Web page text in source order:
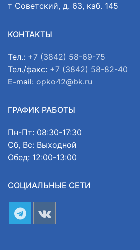
т Советский, д. 63, каб. 145
КОНТАКТЫ
Тел.: +7 (3842) 58-69-75
Тел./факс: +7 (3842) 58-82-40
E-mail: opko42@bk.ru
ГРАФИК РАБОТЫ
Пн-Пт: 08:30-17:30
Сб, Вс: Выходной
Обед: 12:00-13:00
СОЦИАЛЬНЫЕ СЕТИ